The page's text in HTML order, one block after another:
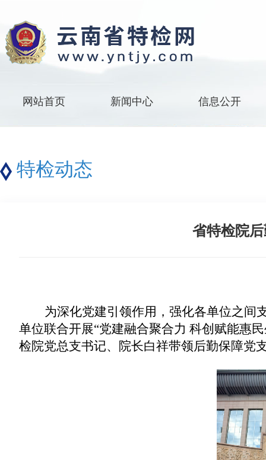
网站首页 新闻中心 信息公开
特检动态
省特检院
为深化党建引领作用，强化各单位之间
单位联合开展“党建融合聚合力 科创赋能惠民
检院党总支书记、院长白祥带领后勤保障党